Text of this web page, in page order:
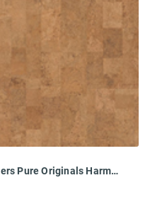
C921001 Пробковый пол Wicanders Pure Originals Harmony